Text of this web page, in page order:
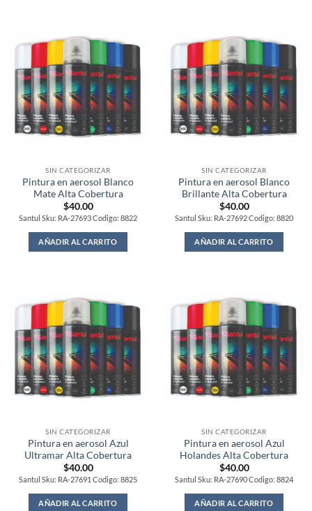
SIN CATEGORIZAR
Pintura en aerosol Blanco
Mate Alta Cobertura
$40.00
Santul Sku: RA-27693 Codigo: 8822
AÑADIR AL CARRITO
SIN CATEGORIZAR
Pintura en aerosol Blanco
Brillante Alta Cobertura
$40.00
Santul Sku: RA-27692 Codigo: 8820
AÑADIR AL CARRITO
SIN CATEGORIZAR
Pintura en aerosol Azul
Ultramar Alta Cobertura
$40.00
Santul Sku: RA-27691 Codigo: 8825
AÑADIR AL CARRITO
SIN CATEGORIZAR
Pintura en aerosol Azul
Holandes Alta Cobertura
$40.00
Santul Sku: RA-27690 Codigo: 8824
AÑADIR AL CARRITO